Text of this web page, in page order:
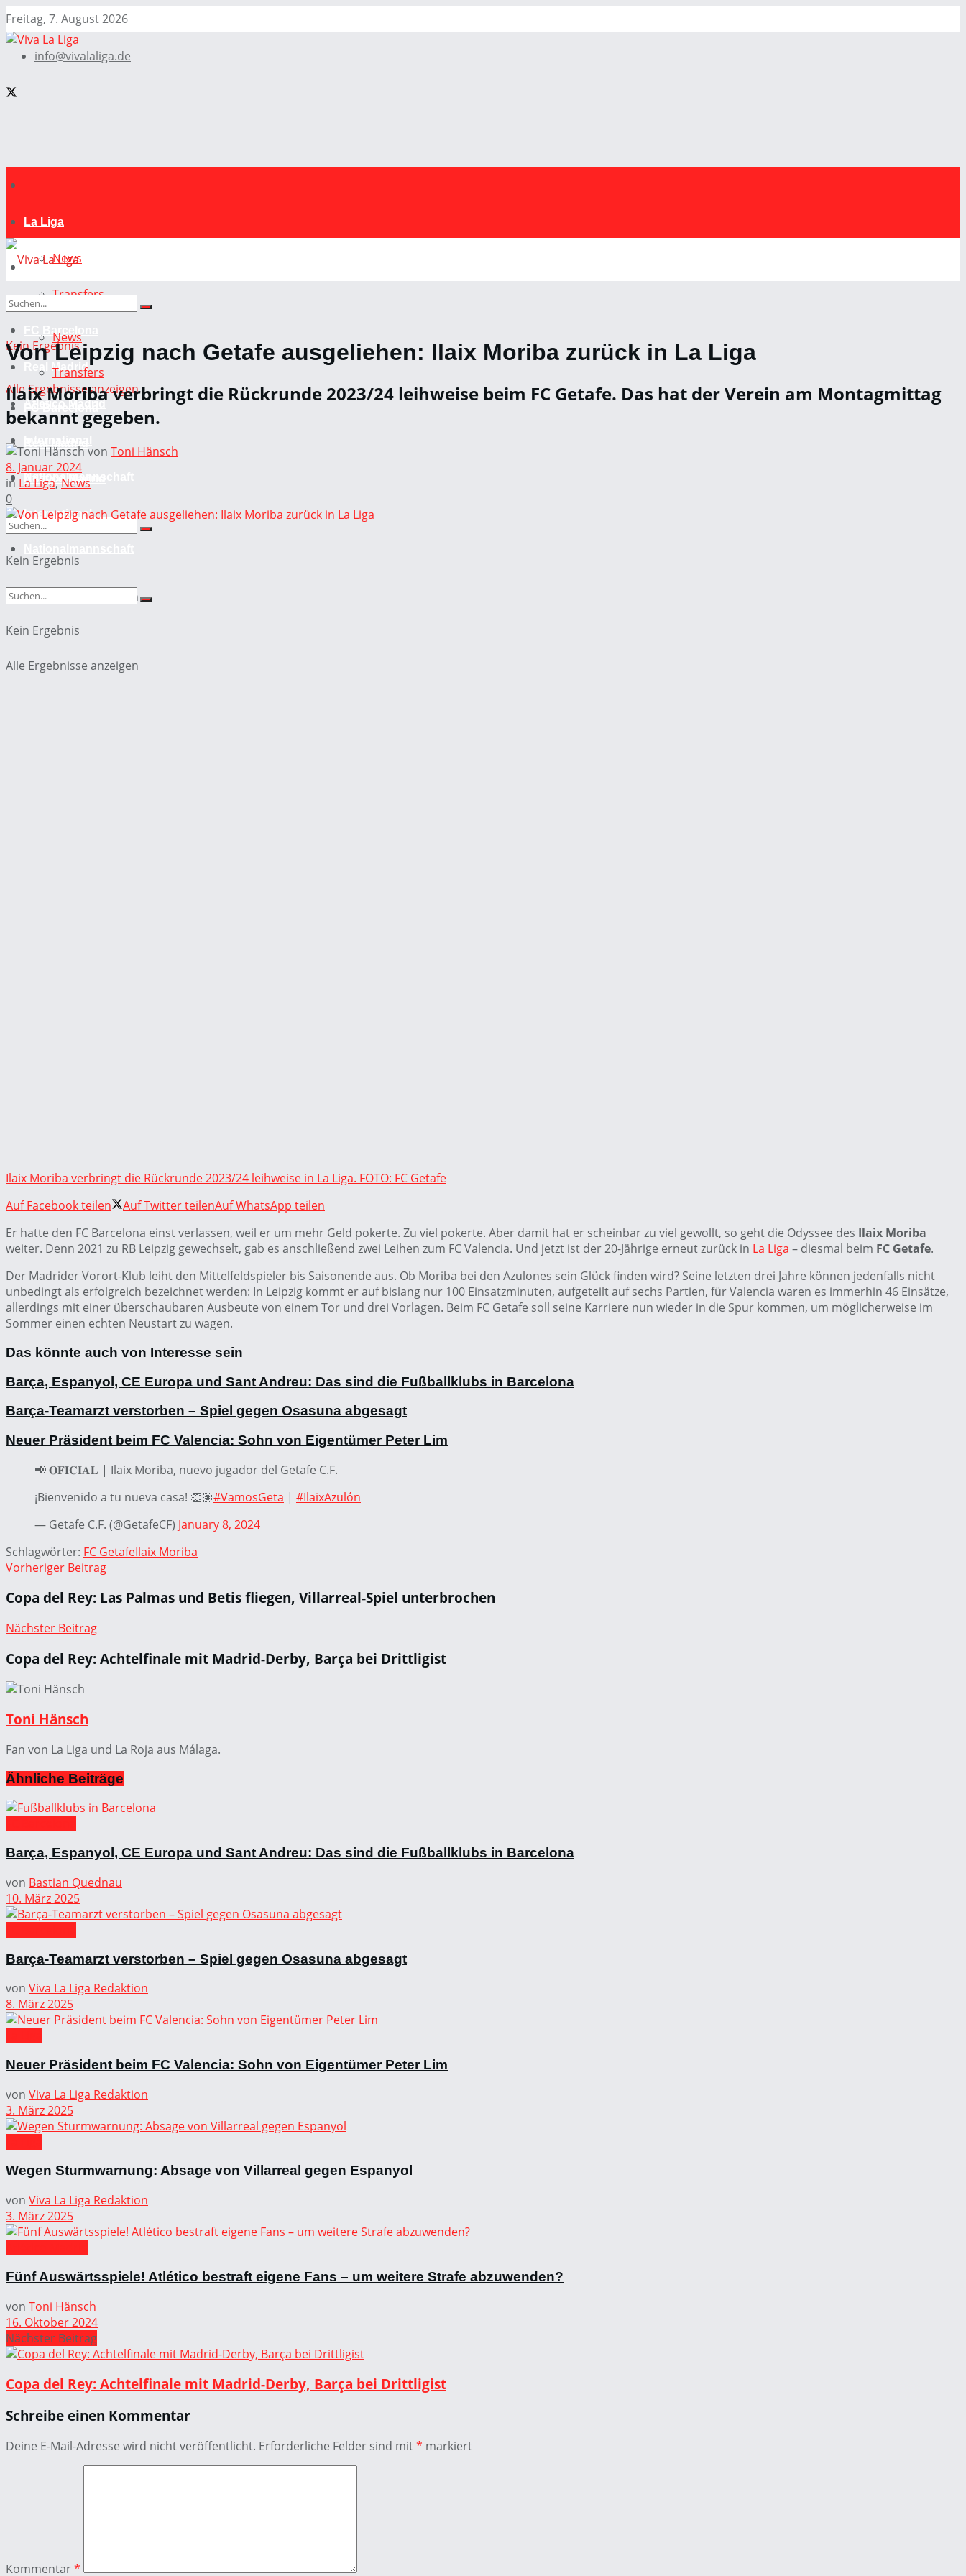
Freitag, 7. August 2026
info@vivalaliga.de
La Liga
News
Transfers
FC Barcelona
Real Madrid
Atletico Madrid
Nationalmannschaft
Kein Ergebnis
Alle Ergebnisse anzeigen
La Liga
News
Transfers
Atletico Madrid
International
Kein Ergebnis
Alle Ergebnisse anzeigen
Kein Ergebnis
Alle Ergebnisse anzeigen
Von Leipzig nach Getafe ausgeliehen: Ilaix Moriba zurück in La Liga
Ilaix Moriba verbringt die Rückrunde 2023/24 leihweise beim FC Getafe. Das hat der Verein am Montagmittag
bekannt gegeben.
von Toni Hänsch
8. Januar 2024
in La Liga, News
0
Ilaix Moriba verbringt die Rückrunde 2023/24 leihweise in La Liga. FOTO: FC Getafe
Auf Facebook teilen
Auf Twitter teilenAuf WhatsApp teilen
Er hatte den FC Barcelona einst verlassen, weil er um mehr Geld pokerte. Zu viel pokerte. Aber damit hat er scheinbar zu viel gewollt, so geht die Odyssee des Ilaix Moriba
weiter. Denn 2021 zu RB Leipzig gewechselt, gab es anschließend zwei Leihen zum FC Valencia. Und jetzt ist der 20-Jährige erneut zurück in La Liga – diesmal beim FC Getafe.
Der Madrider Vorort-Klub leiht den Mittelfeldspieler bis Saisonende aus. Ob Moriba bei den Azulones sein Glück finden wird? Seine letzten drei Jahre können jedenfalls nicht
unbedingt als erfolgreich bezeichnet werden: In Leipzig kommt er auf bislang nur 100 Einsatzminuten, aufgeteilt auf sechs Partien, für Valencia waren es immerhin 46 Einsätze,
allerdings mit einer überschaubaren Ausbeute von einem Tor und drei Vorlagen. Beim FC Getafe soll seine Karriere nun wieder in die Spur kommen, um möglicherweise im
Sommer einen echten Neustart zu wagen.
Das könnte auch von Interesse sein
Barça, Espanyol, CE Europa und Sant Andreu: Das sind die Fußballklubs in Barcelona
Barça-Teamarzt verstorben – Spiel gegen Osasuna abgesagt
Neuer Präsident beim FC Valencia: Sohn von Eigentümer Peter Lim
📢 𝐎𝐅𝐈𝐂𝐈𝐀𝐋 | Ilaix Moriba, nuevo jugador del Getafe C.F.
¡Bienvenido a tu nueva casa! 👏🏽#VamosGeta | #IlaixAzulón
— Getafe C.F. (@GetafeCF) January 8, 2024
Schlagwörter: FC GetafeIlaix Moriba
Vorheriger Beitrag
Copa del Rey: Las Palmas und Betis fliegen, Villarreal-Spiel unterbrochen
Nächster Beitrag
Copa del Rey: Achtelfinale mit Madrid-Derby, Barça bei Drittligist
Toni Hänsch
Fan von La Liga und La Roja aus Málaga.
Ähnliche Beiträge
Barça, Espanyol, CE Europa und Sant Andreu: Das sind die Fußballklubs in Barcelona
von Bastian Quednau
10. März 2025
Barça-Teamarzt verstorben – Spiel gegen Osasuna abgesagt
von Viva La Liga Redaktion
8. März 2025
Neuer Präsident beim FC Valencia: Sohn von Eigentümer Peter Lim
von Viva La Liga Redaktion
3. März 2025
Wegen Sturmwarnung: Absage von Villarreal gegen Espanyol
von Viva La Liga Redaktion
3. März 2025
Fünf Auswärtsspiele! Atlético bestraft eigene Fans – um weitere Strafe abzuwenden?
von Toni Hänsch
16. Oktober 2024
Nächster Beitrag
Copa del Rey: Achtelfinale mit Madrid-Derby, Barça bei Drittligist
Schreibe einen Kommentar
Deine E-Mail-Adresse wird nicht veröffentlicht. Erforderliche Felder sind mit* markiert
Kommentar*